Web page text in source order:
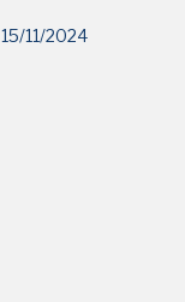
15/11/2024